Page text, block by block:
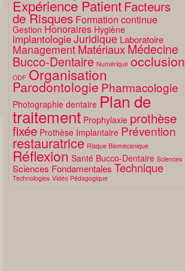
Expérience PatientFacteurs
de Risques Formation continue
Gestion Honoraires Hygiène
implantologieJuridique Laboratoire
Management Matériaux Médecine
Bucco-Dentaire Numérique occlusion
ODF Organisation
Parodontologie Pharmacologie
Photographie dentaire Plan de
traitement Prophylaxie prothèse
fixée Prothèse Implantaire Prévention
restauratrice Risque Biomécanique
Réflexion Santé Bucco-Dentaire Sciences
Sciences Fondamentales Technique
Technologies Vidéo Pédagogique